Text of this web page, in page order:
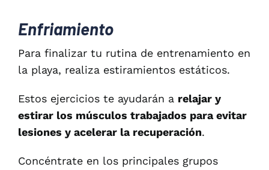
Enfriamiento
Para finalizar tu rutina de entrenamiento en
la playa, realiza estiramientos estáticos.
Estos ejercicios te ayudarán a relajar y
estirar los músculos trabajados para evitar
lesiones y acelerar la recuperación.
Concéntrate en los principales grupos